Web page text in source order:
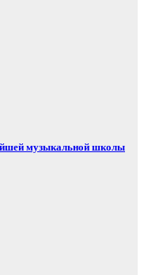
музыкальной школы